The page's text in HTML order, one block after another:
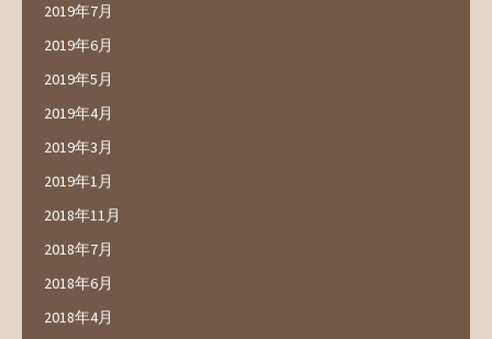
2019年7月
2019年6月
2019年5月
2019年4月
2019年3月
2019年1月
2018年11月
2018年7月
2018年6月
2018年4月